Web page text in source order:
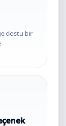
dostu bir